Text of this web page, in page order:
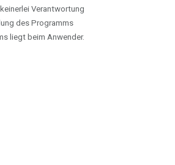
Verantwortung
des Programms
liegt beim Anwender.